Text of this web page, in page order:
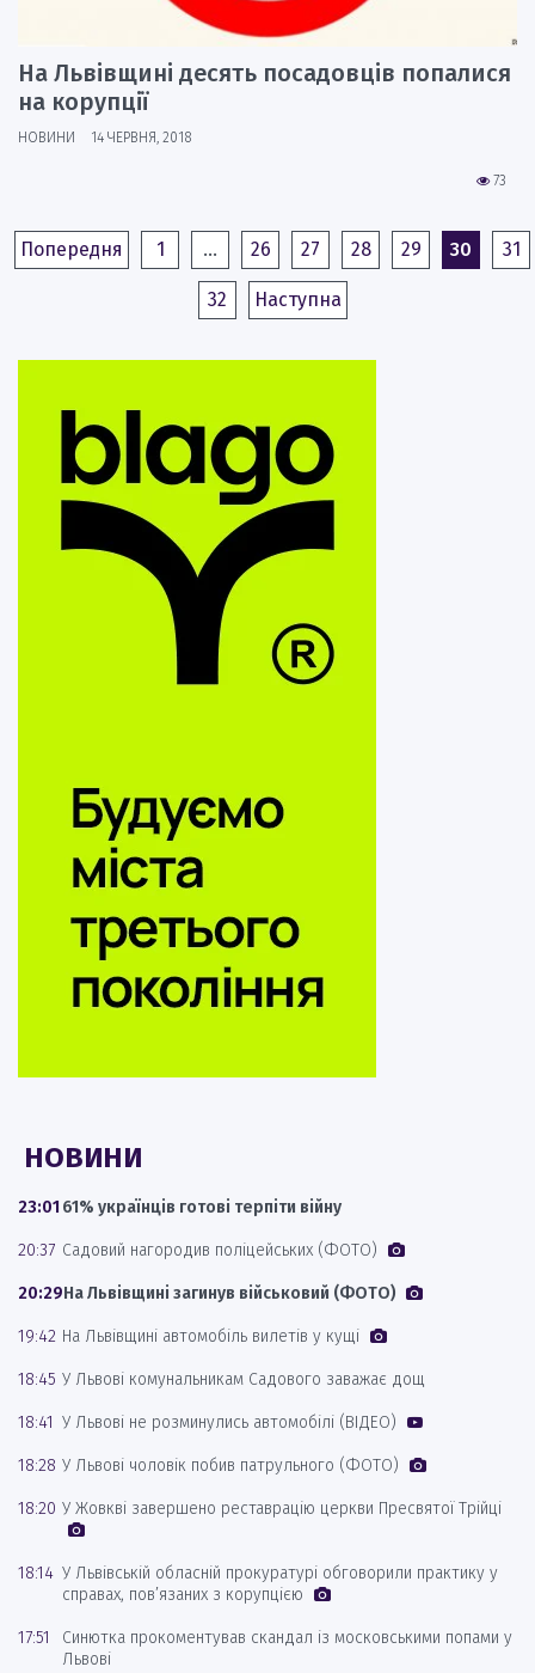
На Львівщині десять посадовців попалися
на корупції
НОВИНИ 14 ЧЕРВНЯ, 2018
73
Попередня 1 … 26 27 28 29 30 31
32 Наступна
НОВИНИ
23:01 61% українців готові терпіти війну
20:37 Садовий нагородив поліцейських (ФОТО)
20:29На Львівщині загинув військовий (ФОТО)
19:42 На Львівщині автомобіль вилетів у кущі
18:45 У Львові комунальникам Садового заважає дощ
18:41 У Львові не розминулись автомобілі (ВІДЕО)
18:28 У Львові чоловік побив патрульного (ФОТО)
18:20 У Жовкві завершено реставрацію церкви Пресвятої Трійці
18:14 У Львівській обласній прокуратурі обговорили практику у
справах, пов’язаних з корупцією
17:51
Синютка прокоментував скандал із московськими попами у
Львові